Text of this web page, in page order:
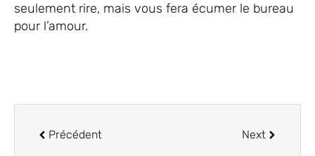
seulement rire, mais vous fera écumer le bureau
pour l’amour.
Précédent Next